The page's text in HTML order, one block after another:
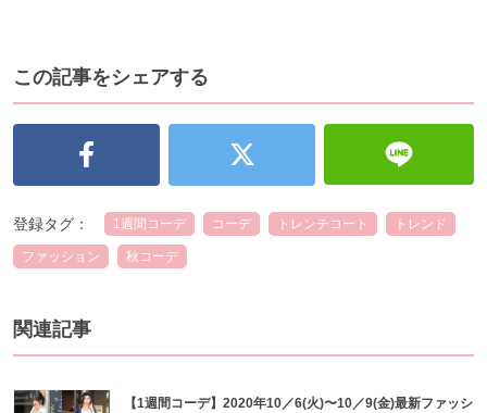
この記事をシェアする
登録タグ： 1週間コーデ コーデ トレンチコート トレンド
ファッション 秋コーデ
関連記事
【1週間コーデ】2020年10／6(火)〜10／9(金)最新ファッシ